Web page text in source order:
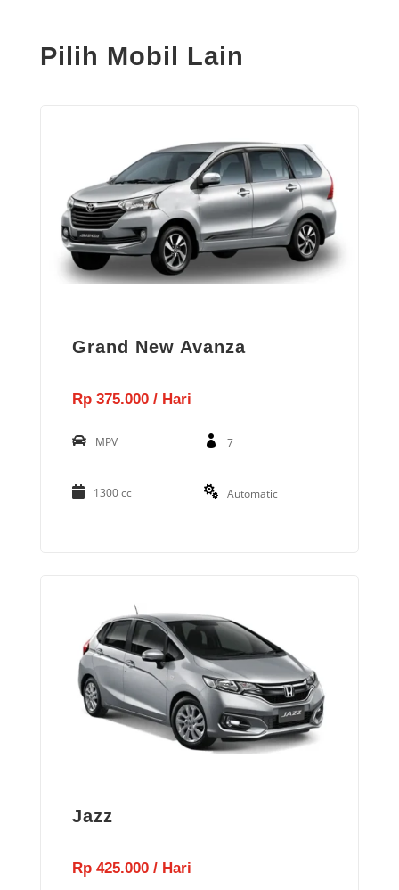
Pilih Mobil Lain
Grand New Avanza
Rp 375.000 / Hari
MPV 7
1300 cc Automatic
Jazz
Rp 425.000 / Hari